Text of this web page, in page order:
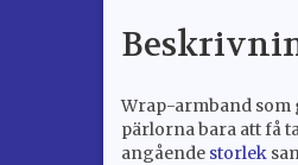
Wrap-armband som
pärlorna bara att få
angående storlek